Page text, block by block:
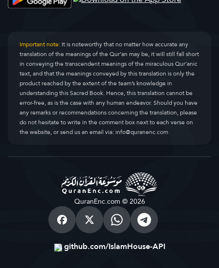
Important note:It is noteworthy that no matter how accurate any
translation of the meanings of the Qur’an may be, it will still fall short
in conveying the transcendent meanings of the miraculous Qur’anic
text, and that the meanings conveyed by this translation is only the
product reached by the extent of the team’s knowledge in
understanding this Sacred Book. Hence, this translation cannot be
error-free, as is the case with any human endeavor. Should you have
any remarks or recommendations concerning the translation, please
do not hesitate to write in the comment box next to each verse on
the website, or send us an email via:info@quranenc.com
QuranEnc.com © 2026
github.com/IslamHouse-API